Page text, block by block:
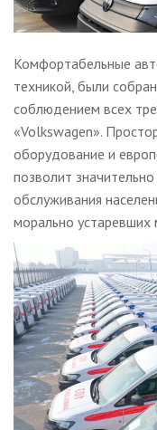
Комфортабельные
техникой, были
соблюдением всех
«Volkswagen».
оборудование и
позволит
обслуживания
морально устаревших